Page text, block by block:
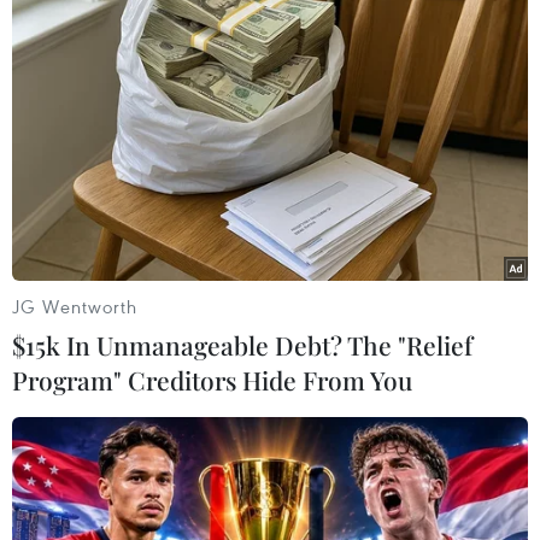
#Nhà thờ Đức Bà #Paris
#Cháy nhà thờ
#Công trình kiến trúc
#Hỏa hoạn
#Di sản văn hóa
Pháp
JG Wentworth
$15k In Unmanageable Debt? The "Relief
Program" Creditors Hide From You